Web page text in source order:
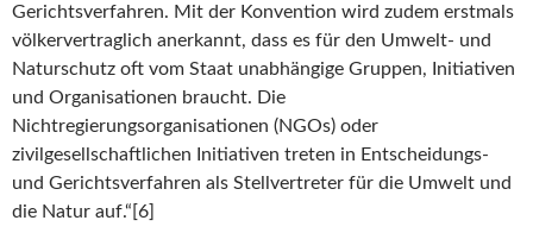
Gerichtsverfahren. Mit der Konvention wird zudem erstmals
völkervertraglich anerkannt, dass es für den Umwelt- und
Naturschutz oft vom Staat unabhängige Gruppen, Initiativen
und Organisationen braucht. Die
Nichtregierungsorganisationen (NGOs) oder
zivilgesellschaftlichen Initiativen treten in Entscheidungs-
und Gerichtsverfahren als Stellvertreter für die Umwelt und
die Natur auf.“[6]